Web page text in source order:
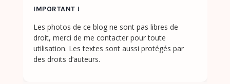
IMPORTANT !
Les photos de ce blog ne sont pas libres de
droit, merci de me contacter pour toute
utilisation. Les textes sont aussi protégés par
des droits d’auteurs.